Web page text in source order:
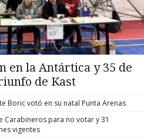
en la Antártica y 35 de
de Kast
Boric votó en su natal Punta Arenas
Carabineros para no votar y 31
vigentes